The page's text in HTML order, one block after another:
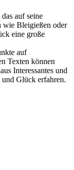
auf seine
wie Bleigießen oder
eine große
auf
Texten können
Interessantes und
und Glück erfahren.